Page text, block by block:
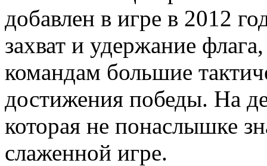
добавлен в игре в 2012
захват и удержание
командам большие
достижения победы. На
которая не понаслышке
слаженной игре.